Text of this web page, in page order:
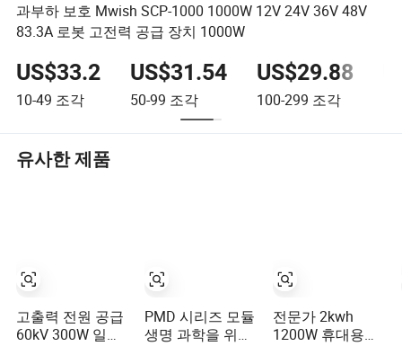
과부하 보호 Mwish SCP-1000 1000W 12V 24V 36V 48V
83.3A 로봇 고전력 공급 장치 1000W
US$33.2
10-49 조각
US$31.54
50-99 조각
US$29.88
100-299 조각
유사한 제품
고출력 전원 공급
60kV 300W 일반
PMD 시리즈 모듈
생명 과학을 위한
전문가 2kwh
1200W 휴대용